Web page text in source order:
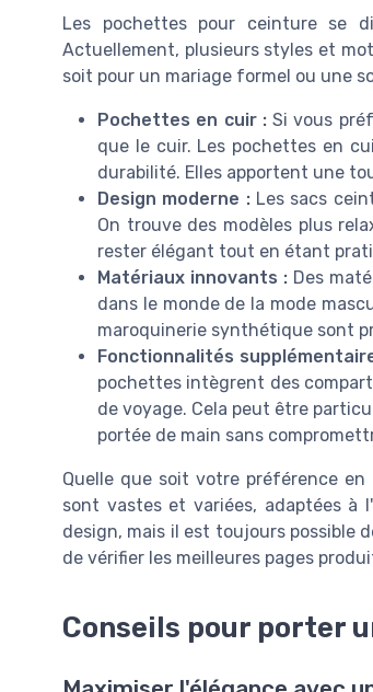
Les pochettes pour ceinture se
Actuellement, plusieurs styles et
soit pour un mariage formel ou une
Pochettes en cuir :Si vous
que le cuir. Les pochettes en
durabilité. Elles apportent une
Design moderne : Les sacs
On trouve des modèles plus
rester élégant tout en étant
Matériaux innovants : Des
dans le monde de la mode
maroquinerie synthétique sont
Fonctionnalités
pochettes intègrent des
de voyage. Cela peut être
portée de main sans
Quelle que soit votre préférence
sont vastes et variées, adaptées à
design, mais il est toujours possible
de vérifier les meilleures pages
Conseils pour porter